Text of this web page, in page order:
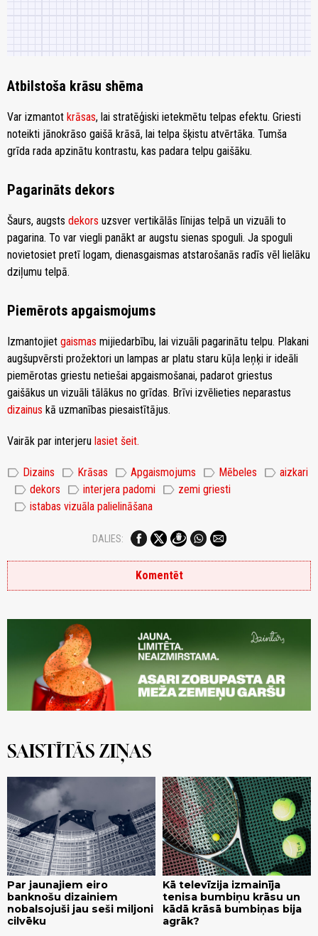
Atbilstoša krāsu shēma
Var izmantot krāsas, lai stratēģiski ietekmētu telpas efektu. Griesti
noteikti jānokrāso gaišā krāsā, lai telpa šķistu atvērtāka. Tumša
grīda rada apzinātu kontrastu, kas padara telpu gaišāku.
Pagarināts dekors
Šaurs, augsts dekors uzsver vertikālās līnijas telpā un vizuāli to
pagarina. To var viegli panākt ar augstu sienas spoguli. Ja spoguli
novietosiet pretī logam, dienasgaismas atstarošanās radīs vēl lielāku
dziļumu telpā.
Piemērots apgaismojums
Izmantojiet gaismas mijiedarbību, lai vizuāli pagarinātu telpu. Plakani
augšupvērsti prožektori un lampas ar platu staru kūļa leņķi ir ideāli
piemērotas griestu netiešai apgaismošanai, padarot griestus
gaišākus un vizuāli tālākus no grīdas. Brīvi izvēlieties neparastus
dizainus kā uzmanības piesaistītājus.
Vairāk par interjeru lasiet šeit.
label Dizains label Krāsas label Apgaismojums label Mēbeles label aizkari
label dekors label interjera padomi label zemi griesti
label istabas vizuāla palielināšana
DALIES:
Komentēt
SAISTĪTĀS ZIŅAS
Par jaunajiem eiro
banknošu dizainiem
nobalsojuši jau seši miljoni
cilvēku
Kā televīzija izmainīja
tenisa bumbiņu krāsu un
kādā krāsā bumbiņas bija
agrāk?